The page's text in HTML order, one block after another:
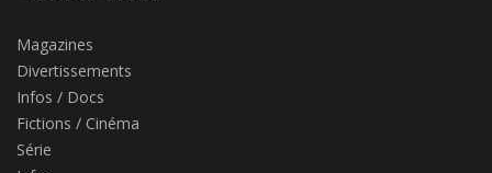
Magazines
Divertissements
Infos / Docs
Fictions / Cinéma
Série